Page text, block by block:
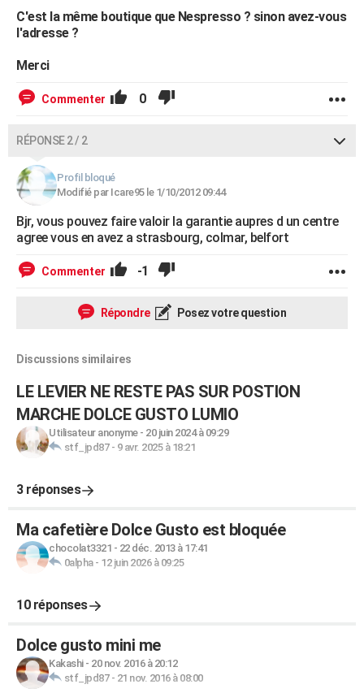
C'est la même boutique que Nespresso ? sinon avez-vous
l'adresse ?
Merci
Commenter 0
RÉPONSE 2 / 2
Profil bloqué
Modifié par Icare95 le 1/10/2012 09:44
Bjr, vous pouvez faire valoir la garantie aupres d un centre
agree vous en avez a strasbourg, colmar, belfort
Commenter -1
Répondre Posez votre question
Discussions similaires
LE LEVIER NE RESTE PAS SUR POSTION
MARCHE DOLCE GUSTO LUMIO
Utilisateur anonyme- 20 juin 2024 à 09:29
stf_jpd87- 9 avr. 2025 à 18:21
3 réponses
Ma cafetière Dolce Gusto est bloquée
chocolat3321 - 22 déc. 2013 à 17:41
0alpha- 12 juin 2026 à 09:25
10 réponses
Dolce gusto mini me
Kakashi- 20 nov. 2016 à 20:12
stf_jpd87- 21 nov. 2016 à 08:00